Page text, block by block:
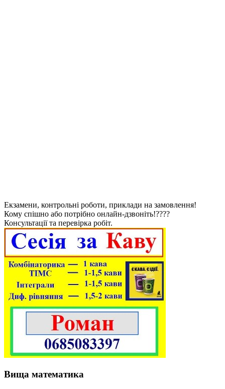
Екзамени, контрольні роботи, приклади на замовлення!
Кому спішно або потрібно онлайн-дзвоніть!????
Консультації та перевірка робіт.
Вища математика